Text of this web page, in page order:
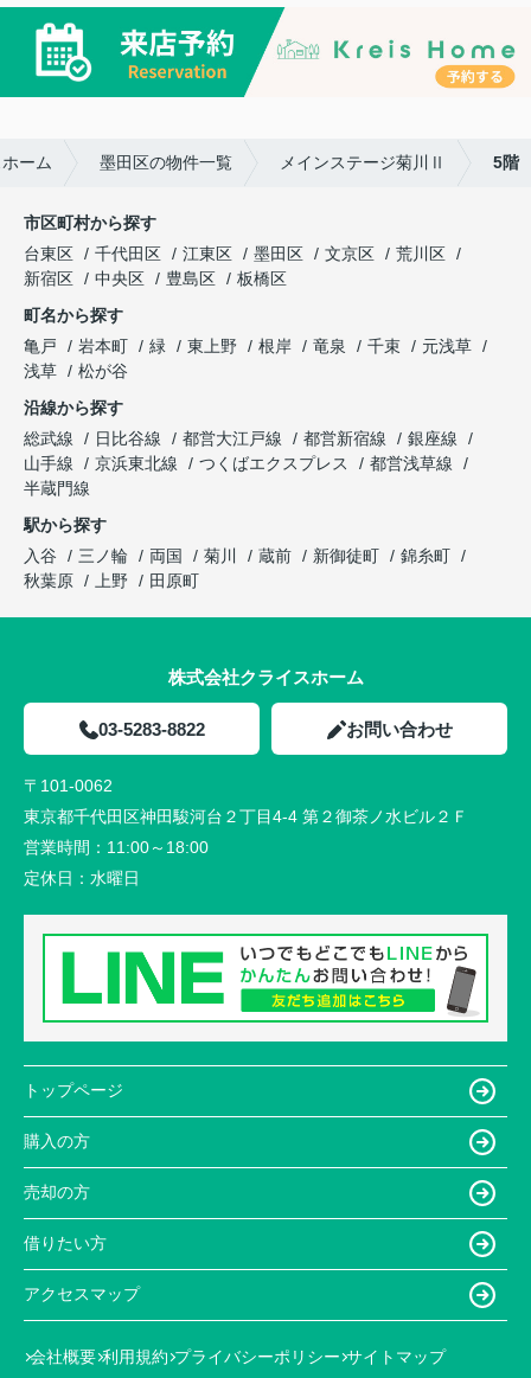
ーム 墨田区の物件一覧 メインステージ菊川Ⅱ 5階
市区町村から探す
台東区
千代田区 江東区 墨田区 文京区
荒川区
新宿区
中央区 豊島区
板橋区
町名から探す
亀戸
岩本町 緑 東上野 根岸 竜泉 千束
元浅草
浅草
松が谷
沿線から探す
総武線
日比谷線 都営大江戸線 都営新宿線
銀座線
山手線
京浜東北線 つくばエクスプレス
都営浅草線
半蔵門線
駅から探す
入谷
三ノ輪 両国 菊川 蔵前 新御徒町
錦糸町
秋葉原
上野 田原町
株式会社クライスホーム
03-5283-8822 お問い合わせ
〒101-0062
東京都千代田区神田駿河台２丁目4-4 第２御茶ノ水ビル２Ｆ
営業時間： 11:00～18:00
定休日： 水曜日
トップページ
購入の方
売却の方
借りたい方
アクセスマップ
会社概要 利用規約 プライバシーポリシー サイトマップ